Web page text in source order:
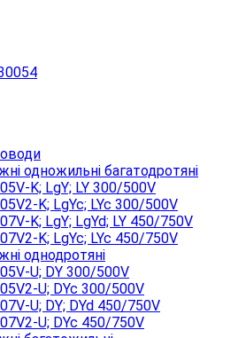
одножильні багатодротяні
K; LgY; LY 300/500V
K; LgYc; LYc 300/500V
K; LgY; LgYd; LY 450/750V
K; LgYc; LYc 450/750V
однодротяні
U; DY 300/500V
U; DYc 300/500V
U; DY; DYd 450/750V
U; DYc 450/750V